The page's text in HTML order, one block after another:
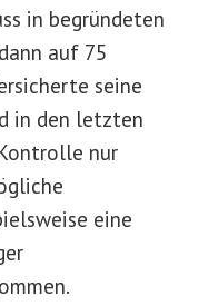
in begründeten
auf 75
seine
in den letzten
nur
eine